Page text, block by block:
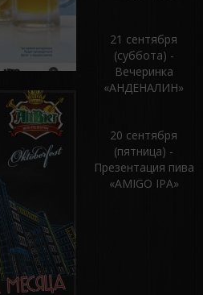
21 сентября
(суббота) -
Вечеринка
«АНДЕНАЛИН»
20 сентября
(пятница) -
Презентация пива
«AMIGO IPA»